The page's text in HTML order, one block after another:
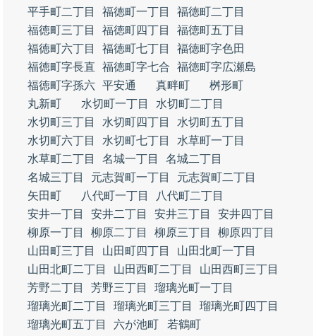
平手町二丁目
福徳町一丁目
福徳町二丁目
福徳町三丁目
福徳町四丁目
福徳町五丁目
福徳町六丁目
福徳町七丁目
福徳町字色田
福徳町字長直
福徳町字七合
福徳町字広瀬島
福徳町字孫六 平安通 真畔町
桝形町
丸新町
水切町一丁目
水切町二丁目
水切町三丁目
水切町四丁目
水切町五丁目
水切町六丁目
水切町七丁目
水草町一丁目
水草町二丁目
名城一丁目
名城二丁目
名城三丁目
元志賀町一丁目
元志賀町二丁目
矢田町
八代町一丁目
八代町二丁目
安井一丁目
安井二丁目 安井三丁目
安井四丁目
柳原一丁目
柳原二丁目 柳原三丁目
柳原四丁目
山田町三丁目
山田町四丁目
山田北町一丁目
山田北町二丁目
山田西町二丁目
山田西町三丁目
芳野二丁目
芳野三丁目
瑠璃光町一丁目
瑠璃光町二丁目
瑠璃光町三丁目
瑠璃光町四丁目
瑠璃光町五丁目
六が池町
若鶴町